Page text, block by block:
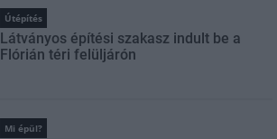
Útépítés
Látványos építési szakasz indult be a
Flórián téri felüljárón
Mi épül?